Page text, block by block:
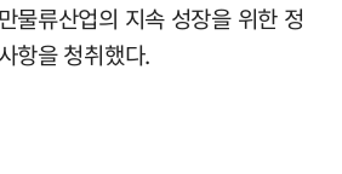
물류산업의 지속 성장을 위한 정
항을 청취했다.